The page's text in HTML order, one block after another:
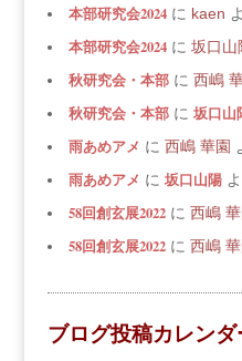
本部研究会2024に kaen
本部研究会2024に 坂口山
秋研究会・本部に 西嶋
秋研究会・本部に 坂口山
雨あめアメ に 西嶋 華園
雨あめアメ に 坂口山陽よ
58回創玄展2022に 西嶋 華
58回創玄展2022に 西嶋 華
ブログ投稿カレンダ